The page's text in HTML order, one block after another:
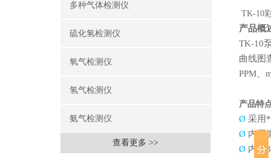
多种气体检测仪
硫化氢检测仪
氧气检测仪
氢气检测仪
氨气检测仪
查看更多 >>
TK-10
产品概
TK-10
曲线图
PPM
产品特
Ø 采用
Ø 内置
Ø 内置